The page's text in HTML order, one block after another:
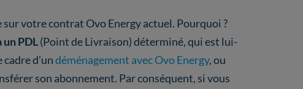
sur votre contrat Ovo Energy actuel. Pourquoi ?
PDL(Point de Livraison) déterminé, qui est lui-
d’undéménagement avec Ovo Energy, ou
son abonnement. Par conséquent, si vous